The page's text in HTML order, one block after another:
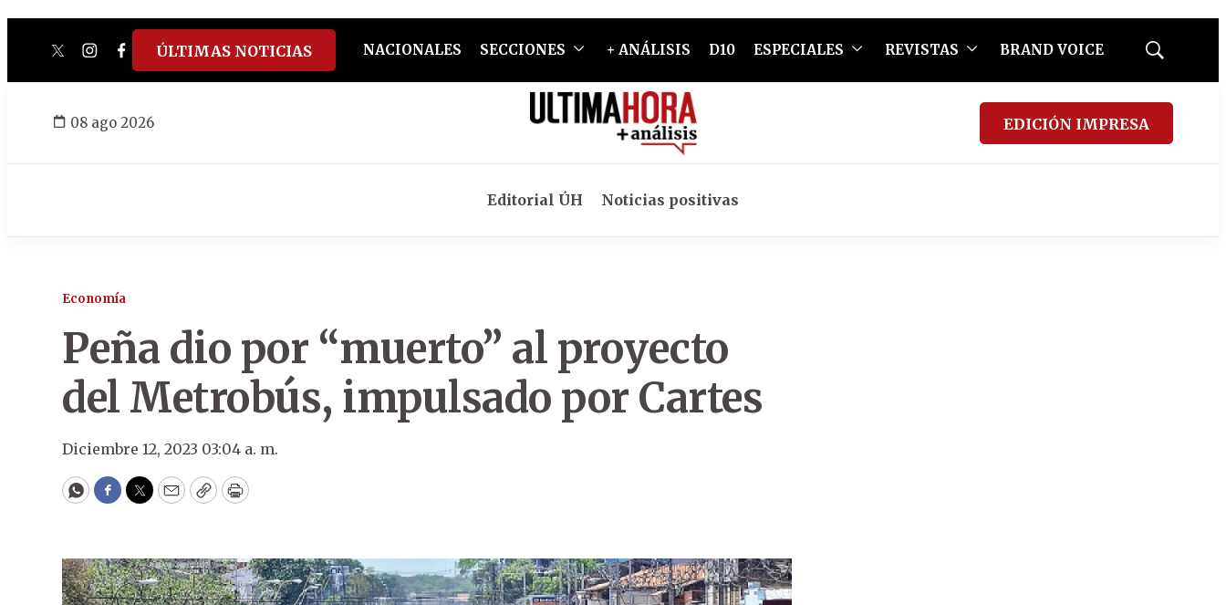
twitterinstagram
facebook
tiktokyoutube
spotify
ÚLTIMAS NOTICIAS NACIONALES SECCIONES + ANÁLISIS D10 ESPECIALES REVISTAS BRAND VOICE
Mostrar
08 ago 2026 EDICIÓN IMPRESA
Editorial ÚH Noticias positivas
Economía
Peña dio por “muerto” al proyecto
del Metrobús, impulsado por Cartes
Diciembre 12, 2023 03:04 a. m.
WhatsApp
Facebook
Twitter
EmailCopyPrint